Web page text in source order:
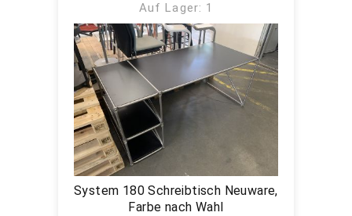
Auf Lager: 1
System 180 Schreibtisch Neuware,
Farbe nach Wahl